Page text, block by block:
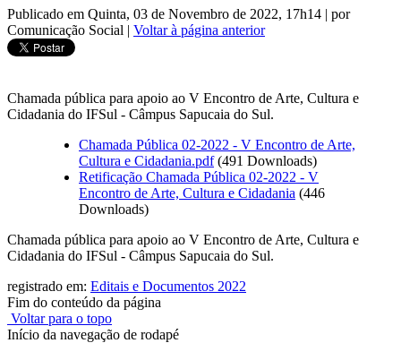
Publicado em Quinta, 03 de Novembro de 2022, 17h14 | por
Comunicação Social | Voltar à página anterior
Chamada pública para apoio ao V Encontro de Arte, Cultura e
Cidadania do IFSul - Câmpus Sapucaia do Sul.
Chamada Pública 02-2022 - V Encontro de Arte,
Cultura e Cidadania.pdf (491 Downloads)
Retificação Chamada Pública 02-2022 - V
Encontro de Arte, Cultura e Cidadania (446
Downloads)
Chamada pública para apoio ao V Encontro de Arte, Cultura e
Cidadania do IFSul - Câmpus Sapucaia do Sul.
registrado em: Editais e Documentos 2022
Fim do conteúdo da página
Voltar para o topo
Início da navegação de rodapé